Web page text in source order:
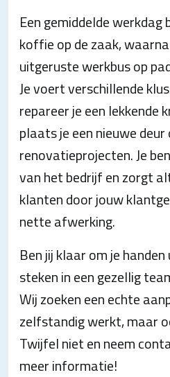
Een gemiddelde werkdag
koffie op de zaak,
uitgeruste werkbus op
Je voert verschillende
repareer je een lekkende
plaats je een nieuwe
renovatieprojecten. Je
van het bedrijf en zorgt
klanten door jouw
nette afwerking.
Ben jij klaar om je
steken in een gezellig
Wij zoeken een echte
zelfstandig werkt, maar
Twijfel niet en neem
meer informatie!